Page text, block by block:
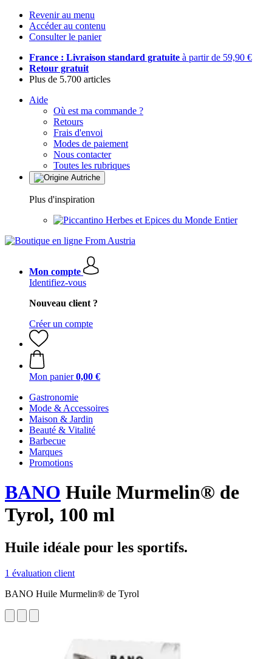
Revenir au menu
Accéder au contenu
Consulter le panier
France : Livraison standard gratuite à partir de 59,90 €
Retour gratuit
Plus de 5.700 articles
Aide
Où est ma commande ?
Retours
Frais d'envoi
Modes de paiement
Nous contacter
Toutes les rubriques
Plus d'inspiration
Herbes et Epices du Monde Entier
Mon compte
Identifiez-vous
Nouveau client ?
Créer un compte
Mon panier 0,00 €
Gastronomie
Mode & Accessoires
Maison & Jardin
Beauté & Vitalité
Barbecue
Marques
Promotions
BANO Huile Murmelin® de
Tyrol, 100 ml
Huile idéale pour les sportifs.
1 évaluation client
BANO Huile Murmelin® de Tyrol